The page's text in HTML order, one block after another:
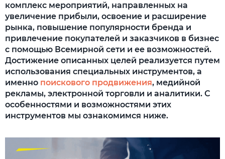
комплекс мероприятий, направленных на
увеличение прибыли, освоение и расширение
рынка, повышение популярности бренда и
привлечение покупателей и заказчиков в бизнес
с помощью Всемирной сети и ее возможностей.
Достижение описанных целей реализуется путем
использования специальных инструментов, а
именно поискового продвижения, медийной
рекламы, электронной торговли и аналитики. С
особенностями и возможностями этих
инструментов мы ознакомимся ниже.